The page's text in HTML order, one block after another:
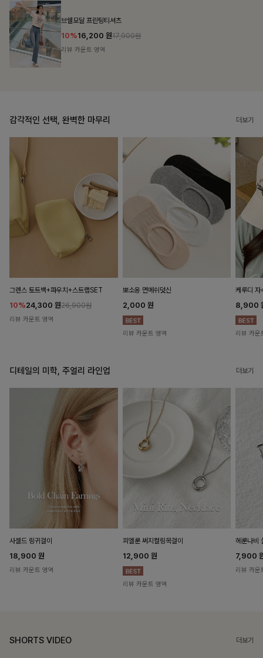
감각적인 선택, 완벽한 마무리 더보기
그렌스 토트백+파우치+스트랩SET
10%24,300 원26,900원
리뷰 카운트 영역
뽀소옹 면메쉬덧신
2,000 원
리뷰 카운트 영역
케루디 자
8,900
리뷰 카운
디테일의 미학, 주얼리 라인업 더보기
사셀드 링귀걸이
18,900 원
리뷰 카운트 영역
피엘룬 써지컬링목걸이
12,900 원
리뷰 카운트 영역
헤룬나비
7,900
리뷰 카운
SHORTS VIDEO 더보기